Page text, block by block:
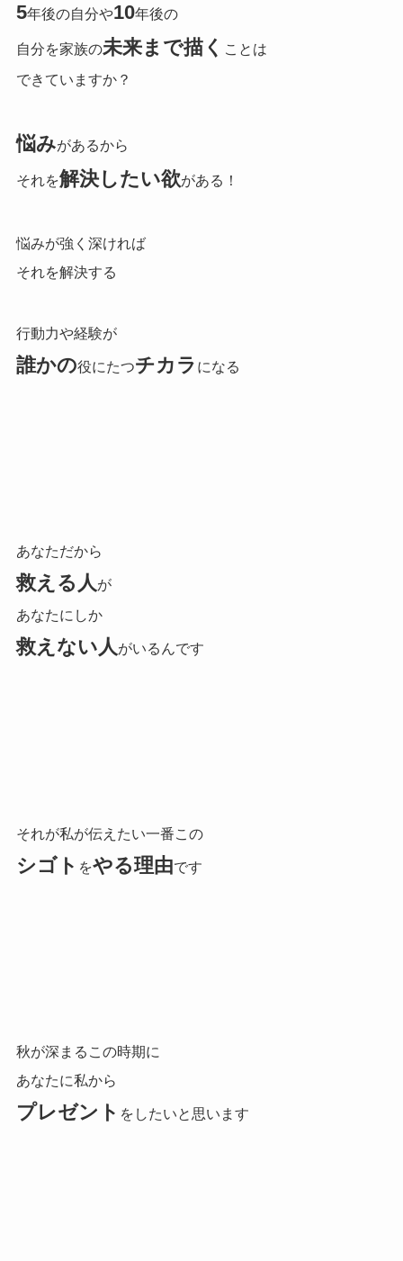
5年後の自分や10年後の
自分を家族の未来まで描く ことは
できていますか？
悩みがあるから
それを解決したい欲がある！
悩みが強く深ければ
それを解決する
行動力や経験が
誰かの役にたつチカラ になる
あなただから
救える人が
あなたにしか
救えない人がいるんです
それが私が伝えたい一番この
シゴト をやる理由です
秋が深まるこの時期に
あなたに私から
プレゼント をしたいと思います